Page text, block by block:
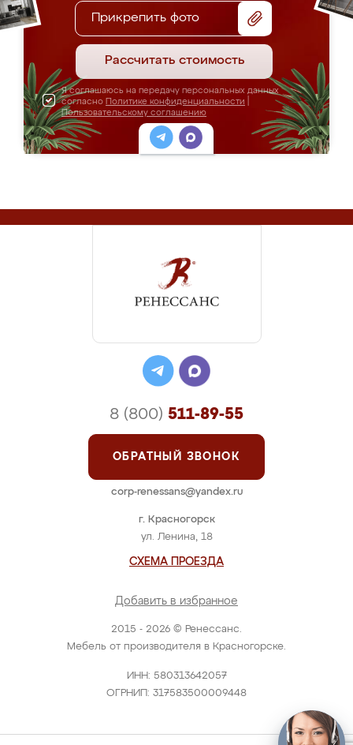
Прикрепить фото
Рассчитать стоимость
Я соглашаюсь на передачу персональных данных
согласно Политике конфиденциальности
Пользовательскому соглашению
2015 - 2026 © Ренессанс.
Мебель от производителя в Красногорске.
ИНН: 580313642057
ОГРНИП: 317583500009448
г. Красногорск
ул. Ленина, 18
СХЕМА ПРОЕЗДА
Добавить в избранное
8 (800) 511-89-55
ОБРАТНЫЙ ЗВОНОК
corp-renessans@yandex.ru